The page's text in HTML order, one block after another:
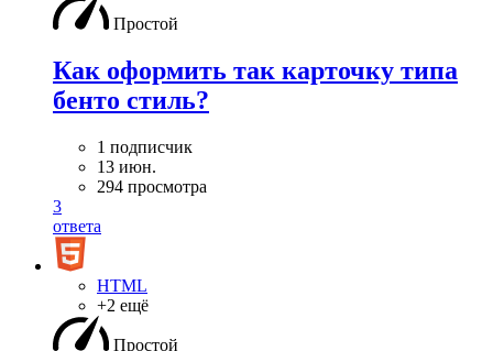
Простой
Как оформить так карточку типа
бенто стиль?
1 подписчик
13 июн.
294 просмотра
3
ответа
HTML
+2 ещё
Простой